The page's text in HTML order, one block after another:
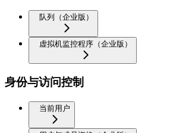
队列（企业版）
虚拟机监控程序（企业版）
身份与访问控制
当前用户